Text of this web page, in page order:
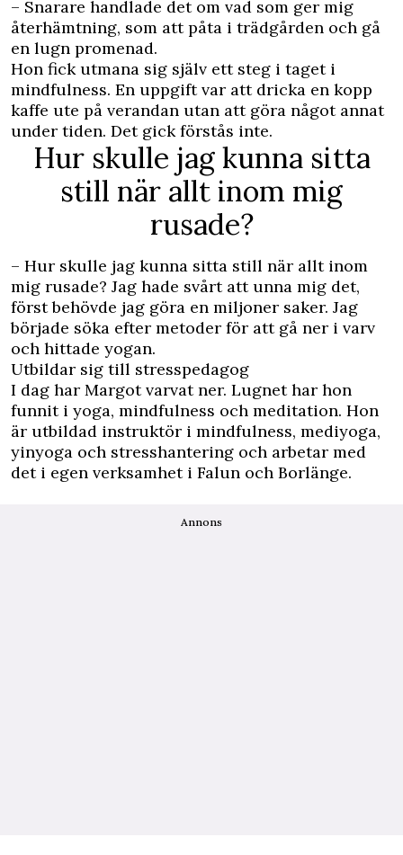
– Snarare handlade det om vad som ger mig
återhämtning, som att påta i trädgården och gå
en lugn promenad.
Hon fick utmana sig själv ett steg i taget i
mindfulness. En uppgift var att dricka en kopp
kaffe ute på verandan utan att göra något annat
under tiden. Det gick förstås inte.
Hur skulle jag kunna sitta
still när allt inom mig
rusade?
– Hur skulle jag kunna sitta still när allt inom
mig rusade? Jag hade svårt att unna mig det,
först behövde jag göra en miljoner saker. Jag
började söka efter metoder för att gå ner i varv
och hittade yogan.
Utbildar sig till stresspedagog
I dag har Margot varvat ner. Lugnet har hon
funnit i yoga, mindfulness och meditation. Hon
är utbildad instruktör i mindfulness, mediyoga,
yinyoga och stresshantering och arbetar med
det i egen verksamhet i Falun och Borlänge.
Annons